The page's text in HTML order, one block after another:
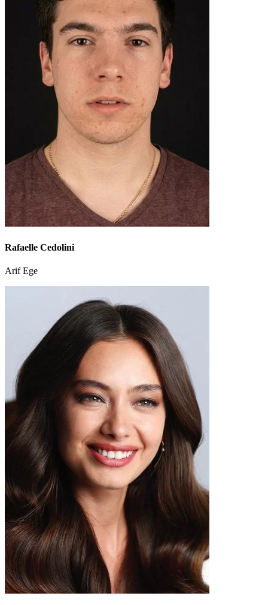
Rafaelle Cedolini
Arif Ege